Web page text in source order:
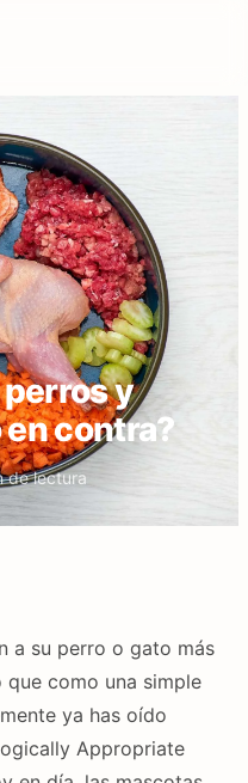
perros y
en contra?
de lectura
a su perro o gato más
como una simple
ya has oído
Appropriate